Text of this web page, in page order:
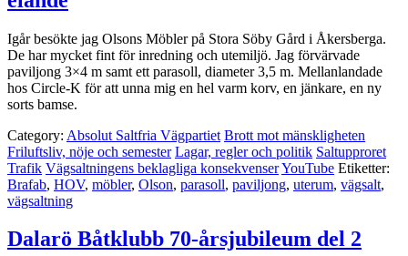
Igår besökte jag Olsons Möbler på Stora Söby Gård i Åkersberga.
De har mycket fint för inredning och utemiljö. Jag förvärvade
paviljong 3×4 m samt ett parasoll, diameter 3,5 m. Mellanlandade
hos Circle-K för att unna mig en hel varm korv, en jänkare, en ny
sorts bamse.
Category: Absolut Saltfria Vägpartiet Brott mot mänskligheten
Friluftsliv, nöje och semester Lagar, regler och politik Saltupproret
Trafik Vägsaltningens beklagliga konsekvenserYouTube Etiketter:
Brafab, HOV, möbler, Olson, parasoll, paviljong, uterum, vägsalt,
vägsaltning
Dalarö Båtklubb 70-årsjubileum del 2